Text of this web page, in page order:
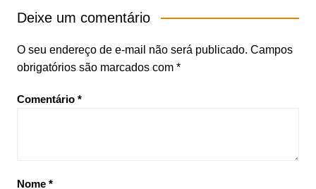
Deixe um comentário
O seu endereço de e-mail não será publicado. Campos
obrigatórios são marcados com *
Comentário *
Nome *